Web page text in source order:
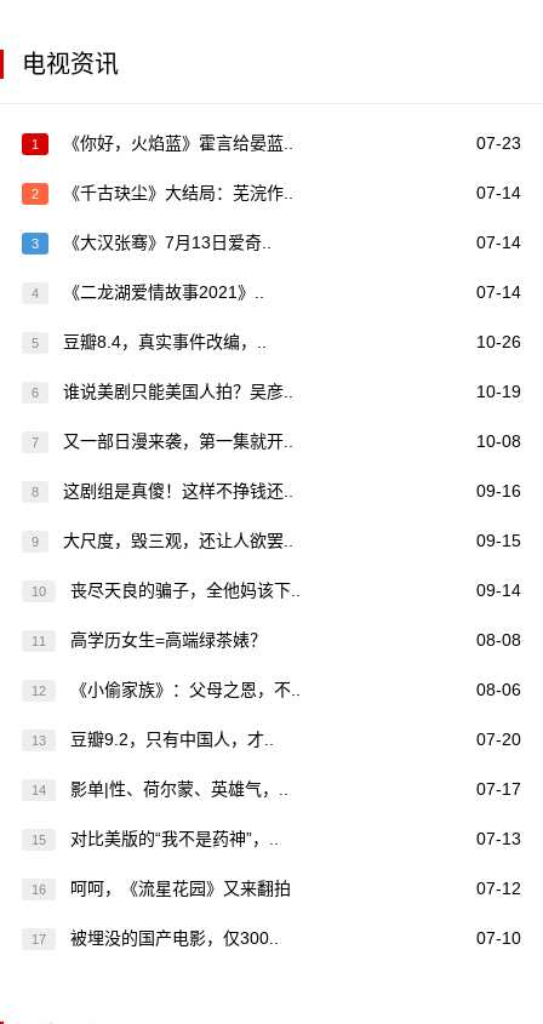
电视资讯
1 《你好，火焰蓝》霍言给晏蓝.. 07-23
2 《千古玦尘》大结局：芜浣作.. 07-14
3 《大汉张骞》7月13日爱奇.. 07-14
4 《二龙湖爱情故事2021》.. 07-14
5 豆瓣8.4，真实事件改编，.. 10-26
6 谁说美剧只能美国人拍？吴彦.. 10-19
7 又一部日漫来袭，第一集就开.. 10-08
8 这剧组是真傻！这样不挣钱还.. 09-16
9 大尺度，毁三观，还让人欲罢.. 09-15
10 丧尽天良的骗子，全他妈该下.. 09-14
11 高学历女生=高端绿茶婊？ 08-08
12 《小偷家族》：父母之恩，不.. 08-06
13 豆瓣9.2，只有中国人，才.. 07-20
14 影单|性、荷尔蒙、英雄气，.. 07-17
15 对比美版的“我不是药神”，.. 07-13
16 呵呵，《流星花园》又来翻拍 07-12
17 被埋没的国产电影，仅300.. 07-10